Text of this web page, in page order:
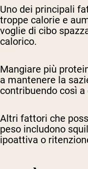
Uno dei principali
troppe calorie e
voglie di cibo
calorico.
Mangiare più
a mantenere la
contribuendo così
Altri fattori che
peso includono
ipoattiva o